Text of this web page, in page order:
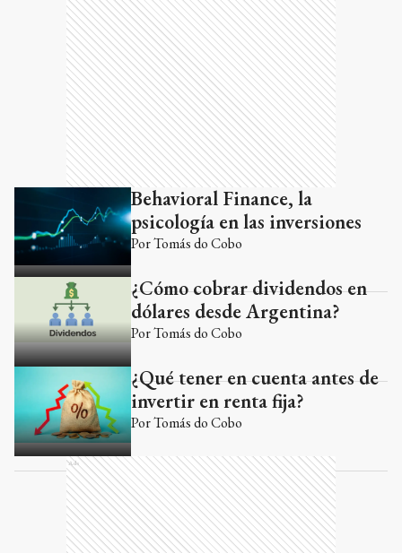
Behavioral Finance, la
psicología en las inversiones
PorTomás do Cobo
¿Cómo cobrar dividendos en
dólares desde Argentina?
PorTomás do Cobo
¿Qué tener en cuenta antes de
invertir en renta fija?
PorTomás do Cobo
Ads